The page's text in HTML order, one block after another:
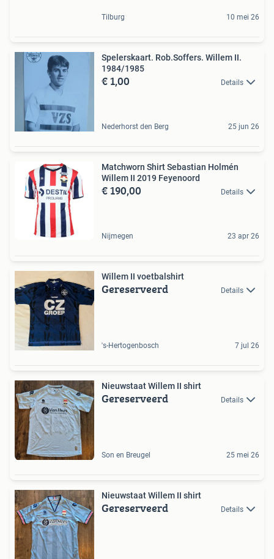
Tilburg 10 mei 26
Spelerskaart. Rob.Soffers. Willem II.
1984/1985
€ 1,00 Details
Nederhorst den Berg 25 jun 26
Matchworn Shirt Sebastian Holmén
Willem II 2019 Feyenoord
€ 190,00 Details
Nijmegen 23 apr 26
Willem II voetbalshirt
Gereserveerd Details
's-Hertogenbosch 7 jul 26
Nieuwstaat Willem II shirt
Gereserveerd Details
Son en Breugel 25 mei 26
Nieuwstaat Willem II shirt
Gereserveerd Details